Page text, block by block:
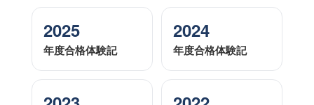
2025
年度合格体験記
2024
年度合格体験記